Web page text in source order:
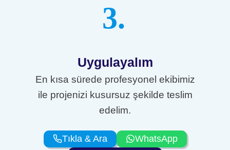
3.
Uygulayalım
En kısa sürede profesyonel ekibimiz
ile projenizi kusursuz şekilde teslim
edelim.
Tıkla & Ara
WhatsApp